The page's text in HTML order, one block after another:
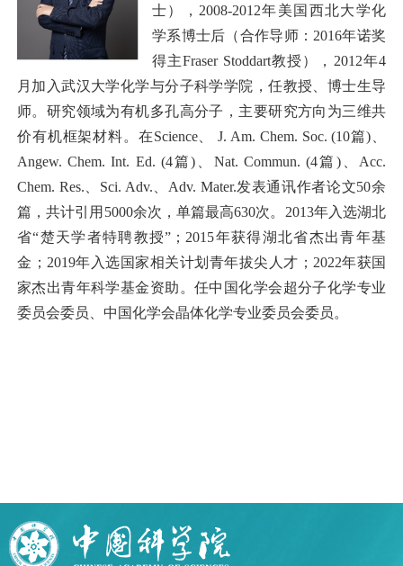
士），2008-2012年美国西北大学化
学系博士后（合作导师：2016年诺奖
得主Fraser Stoddart教授），2012年4
月加入武汉大学化学与分子科学学院，任教授、博士生导
师。研究领域为有机多孔高分子，主要研究方向为三维共
价有机框架材料。在Science、 J. Am. Chem. Soc. (10篇)、
Angew. Chem. Int. Ed. (4篇)、Nat. Commun. (4篇)、Acc.
Chem. Res.、Sci. Adv.、Adv. Mater.发表通讯作者论文50余
篇，共计引用5000余次，单篇最高630次。2013年入选湖北
省“楚天学者特聘教授”；2015年获得湖北省杰出青年基
金；2019年入选国家相关计划青年拔尖人才；2022年获国
家杰出青年科学基金资助。任中国化学会超分子化学专业
委员会委员、中国化学会晶体化学专业委员会委员。